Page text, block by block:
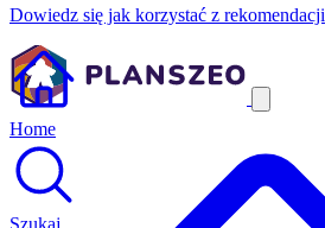
Dowiedz się jak korzystać z rekomendacji
Home
Szukaj